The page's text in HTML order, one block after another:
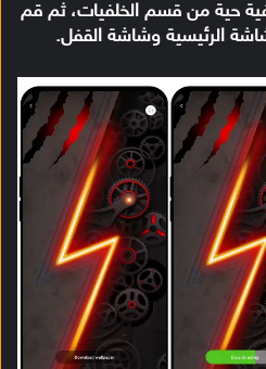
حية من قسم الخلفيات، ثم قم
الرئيسية وشاشة القفل.